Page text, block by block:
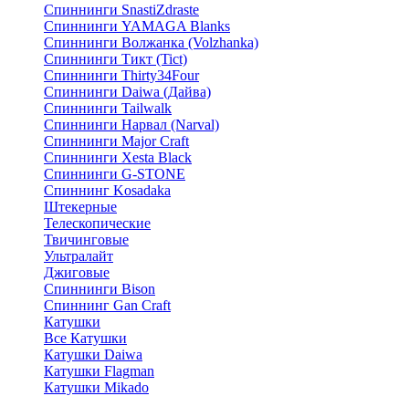
Спиннинги SnastiZdraste
Спиннинги YAMAGA Blanks
Спиннинги Волжанка (Volzhanka)
Спиннинги Тикт (Tict)
Спиннинги Thirty34Four
Спиннинги Daiwa (Дайва)
Спиннинги Tailwalk
Спиннинги Нарвал (Narval)
Спиннинги Major Craft
Спиннинги Xesta Black
Спиннинги G-STONE
Спиннинг Kosadaka
Штекерные
Телескопические
Твичинговые
Ультралайт
Джиговые
Спиннинги Bison
Спиннинг Gan Craft
Катушки
Все Катушки
Катушки Daiwa
Катушки Flagman
Катушки Mikado